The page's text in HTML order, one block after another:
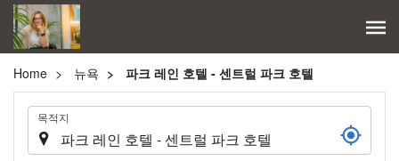
Home 뉴욕 파크 레인 호텔 - 센트럴 파크 호텔
. 목적지